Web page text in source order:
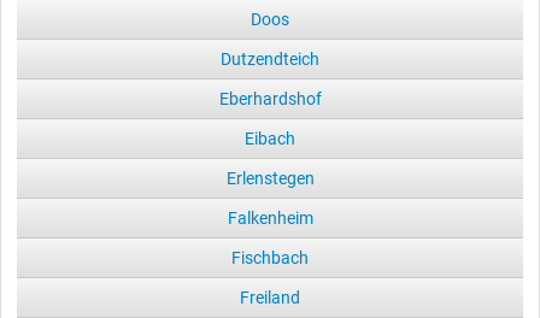
Doos
Dutzendteich
Eberhardshof
Eibach
Erlenstegen
Falkenheim
Fischbach
Freiland